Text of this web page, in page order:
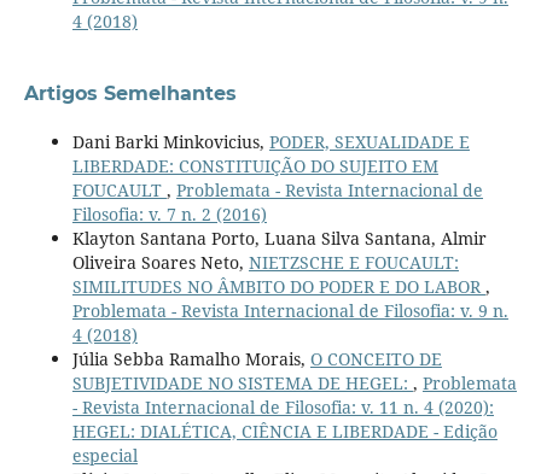
4 (2018)
Artigos Semelhantes
Dani Barki Minkovicius, PODER, SEXUALIDADE E
LIBERDADE: CONSTITUIÇÃO DO SUJEITO EM
FOUCAULT , Problemata - Revista Internacional de
Filosofia: v. 7 n. 2 (2016)
Klayton Santana Porto, Luana Silva Santana, Almir
Oliveira Soares Neto, NIETZSCHE E FOUCAULT:
SIMILITUDES NO ÂMBITO DO PODER E DO LABOR,
Problemata - Revista Internacional de Filosofia: v. 9 n.
4 (2018)
Júlia Sebba Ramalho Morais, O CONCEITO DE
SUBJETIVIDADE NO SISTEMA DE HEGEL: , Problemata
- Revista Internacional de Filosofia: v. 11 n. 4 (2020):
HEGEL: DIALÉTICA, CIÊNCIA E LIBERDADE - Edição
especial